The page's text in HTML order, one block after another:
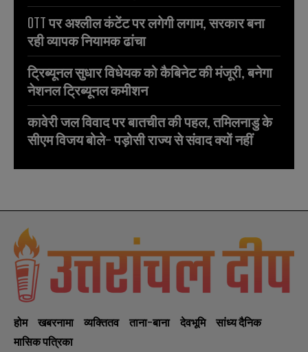
OTT पर अश्लील कंटेंट पर लगेगी लगाम, सरकार बना
रही व्यापक नियामक ढांचा
ट्रिब्यूनल सुधार विधेयक को कैबिनेट की मंजूरी, बनेगा
नेशनल ट्रिब्यूनल कमीशन
कावेरी जल विवाद पर बातचीत की पहल, तमिलनाडु के
सीएम विजय बोले- पड़ोसी राज्य से संवाद क्यों नहीं
होम खबरनामा व्यक्तितव ताना-बाना देवभूमि
सांध्य दैनिक
मासिक पत्रिका